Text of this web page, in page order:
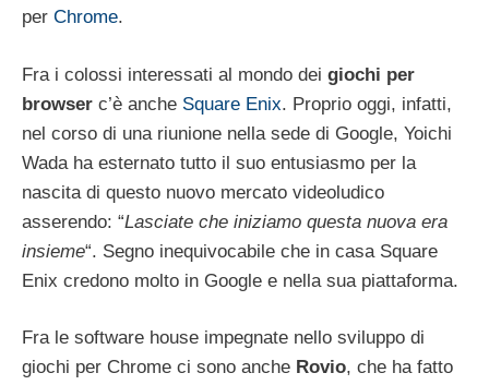
per Chrome.
Fra i colossi interessati al mondo dei giochi per
browser c’è anche Square Enix. Proprio oggi, infatti,
nel corso di una riunione nella sede di Google, Yoichi
Wada ha esternato tutto il suo entusiasmo per la
nascita di questo nuovo mercato videoludico
asserendo: “Lasciate che iniziamo questa nuova era
insieme“. Segno inequivocabile che in casa Square
Enix credono molto in Google e nella sua piattaforma.
Fra le software house impegnate nello sviluppo di
giochi per Chrome ci sono anche Rovio, che ha fatto